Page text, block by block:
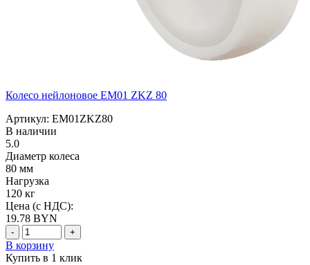
Колесо нейлоновое EM01 ZKZ 80
Артикул: EM01ZKZ80
В наличии
5.0
Диаметр колеса
80 мм
Нагрузка
120 кг
Цена (с НДС):
19.78 BYN
- +
В корзину
Купить в 1 клик